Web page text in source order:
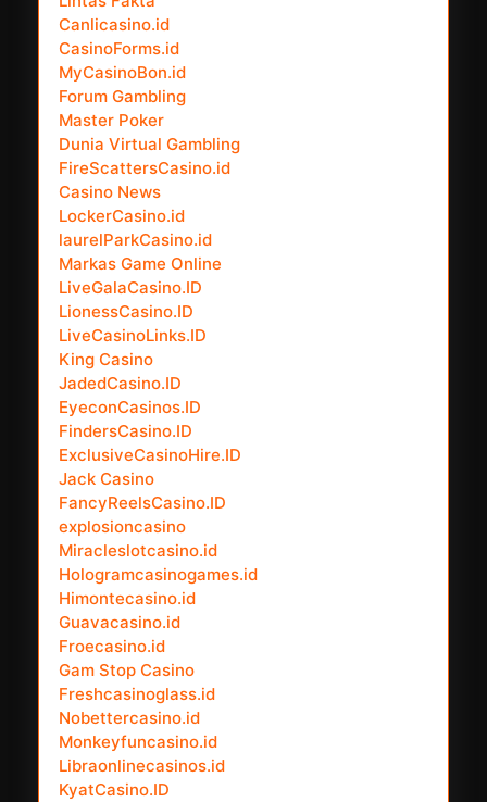
Canlicasino.id
CasinoForms.id
MyCasinoBon.id
Forum Gambling
Master Poker
Dunia Virtual Gambling
FireScattersCasino.id
Casino News
LockerCasino.id
laurelParkCasino.id
Markas Game Online
LiveGalaCasino.ID
LionessCasino.ID
LiveCasinoLinks.ID
King Casino
JadedCasino.ID
EyeconCasinos.ID
FindersCasino.ID
ExclusiveCasinoHire.ID
Jack Casino
FancyReelsCasino.ID
explosioncasino
Miracleslotcasino.id
Hologramcasinogames.id
Himontecasino.id
Guavacasino.id
Froecasino.id
Gam Stop Casino
Freshcasinoglass.id
Nobettercasino.id
Monkeyfuncasino.id
Libraonlinecasinos.id
KyatCasino.ID